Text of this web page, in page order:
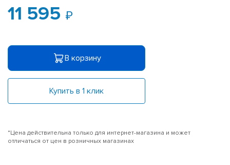
11 595
В корзину
Купить в 1 клик
*Цена действительна только для интернет-магазина и может
отличаться от цен в розничных магазинах